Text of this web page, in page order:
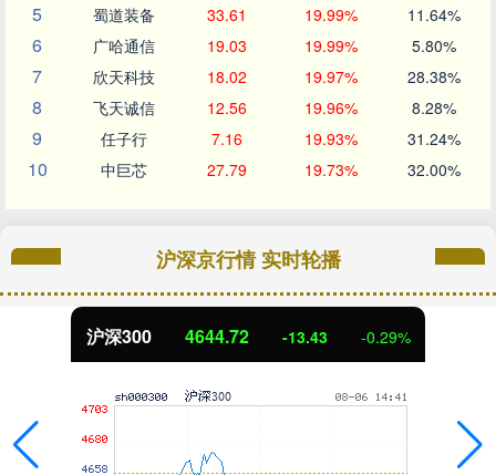
5 蜀道装备 33.61 19.99% 11.64%
6 广哈通信 19.03 19.99% 5.80%
7 欣天科技 18.02 19.97% 28.38%
8 飞天诚信 12.56 19.96% 8.28%
9 任子行 7.16 19.93% 31.24%
10 中巨芯 27.79 19.73% 32.00%
沪深京行情 实时轮播
北证50 1118.06 -1.40 -0.13%